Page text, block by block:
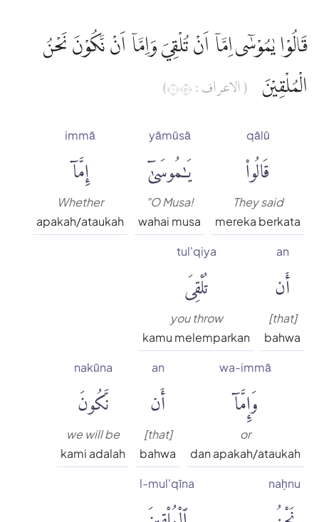
قَالُوْا يٰمُوْسٰٓى اِمَّآ اَنْ تُلْقِيَ وَاِمَّآ اَنْ نَّكُوْنَ نَحْنُ
الْمُلْقِيْنَ
( الاعراف : ١١٥)
qālū
قَالُوا۟
They said
mereka berkata
yāmūsā
يَٰمُوسَىٰٓ
"O Musa!
wahai musa
immā
إِمَّآ
Whether
apakah/ataukah
an
أَن
[that]
bahwa
tul'qiya
تُلْقِىَ
you throw
kamu melemparkan
wa-immā
وَإِمَّآ
or
dan apakah/ataukah
an
أَن
[that]
bahwa
nakūna
نَّكُونَ
we will be
kami adalah
naḥnu
l-mul'qīna